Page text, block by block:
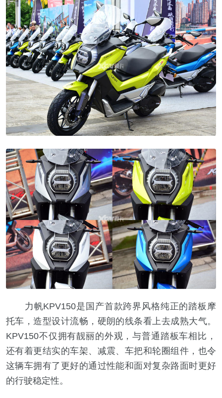
力帆KPV150是国产首款跨界风格纯正的踏板摩
托车，造型设计流畅，硬朗的线条看上去成熟大气。
KPV150不仅拥有靓丽的外观，与普通踏板车相比，
还有着更结实的车架、减震、车把和轮圈组件，也令
这辆车拥有了更好的通过性能和面对复杂路面时更好
的行驶稳定性。